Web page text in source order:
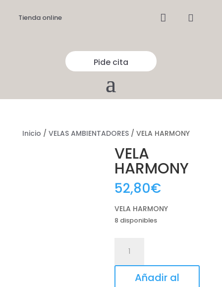
Tienda online  
Pide cita
Inicio / VELAS AMBIENTADORES/ VELA HARMONY
VELA
HARMONY
52,80€
VELA HARMONY
8 disponibles
HARMONY
cantidad
Añadir al